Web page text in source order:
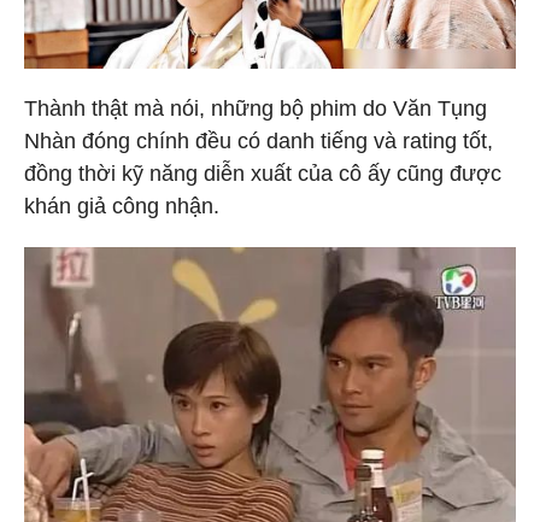
Thành thật mà nói, những bộ phim do Văn Tụng
Nhàn đóng chính đều có danh tiếng và rating tốt,
đồng thời kỹ năng diễn xuất của cô ấy cũng được
khán giả công nhận.